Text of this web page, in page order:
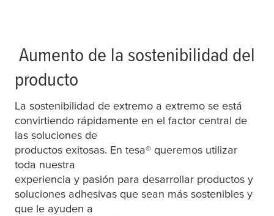
Aumento de la sostenibilidad del
producto
La sostenibilidad de extremo a extremo se está
convirtiendo rápidamente en el factor central de
las soluciones de
productos exitosas. En tesa® queremos utilizar
toda nuestra
experiencia y pasión para desarrollar productos y
soluciones adhesivas que sean más sostenibles y
que le ayuden a